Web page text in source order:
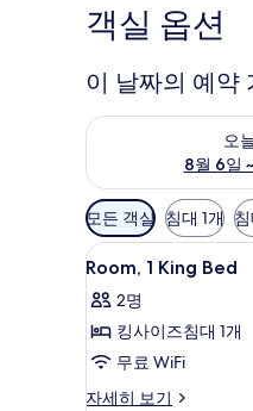
객실 옵션
이 날짜의 예약
오
8월 6일
오늘 밤 예약 가능
객
실
에
사
용
가
능
한
모든 객실 침대 1개
Room,
1
King
Bed
사
진
7
Room, 1 King Bed
2명
킹사이즈침대 1개
무료 WiFi
자세히 보기
Room,